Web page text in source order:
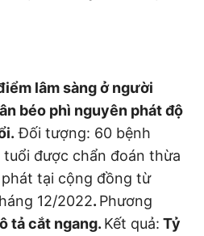
lâm sàng ở người
béo phì nguyên phát độ
Đối tượng: 60 bệnh
được chẩn đoán thừa
tại cộng đồng từ
12/2022. Phương
tả cắt ngang. Kết quả: Tỷ